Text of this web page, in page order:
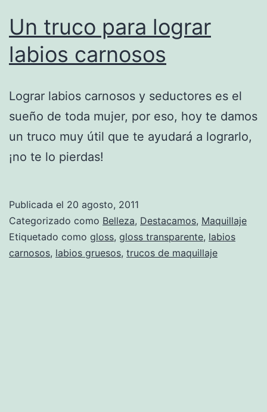
Un truco para lograr
labios carnosos
Lograr labios carnosos y seductores es el
sueño de toda mujer, por eso, hoy te damos
un truco muy útil que te ayudará a lograrlo,
¡no te lo pierdas!
Publicada el 20 agosto, 2011
Categorizado como Belleza, Destacamos, Maquillaje
Etiquetado como gloss, gloss transparente, labios
carnosos, labios gruesos, trucos de maquillaje